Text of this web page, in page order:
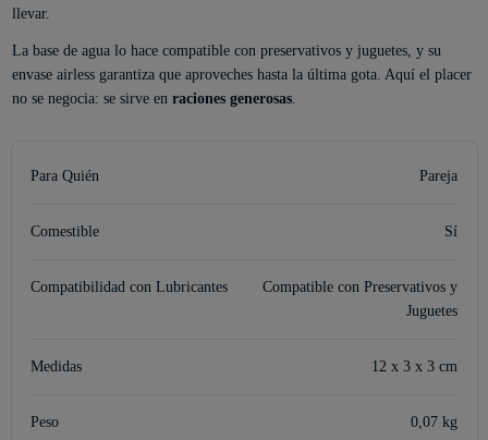
llevar.
La base de agua lo hace compatible con preservativos y juguetes, y su
envase airless garantiza que aproveches hasta la última gota. Aquí el placer
no se negocia: se sirve en raciones generosas.
Para Quién Pareja
Comestible Sí
Compatibilidad con Lubricantes
Compatible con Preservativos y
Juguetes
Medidas 12 x 3 x 3 cm
Peso 0,07 kg